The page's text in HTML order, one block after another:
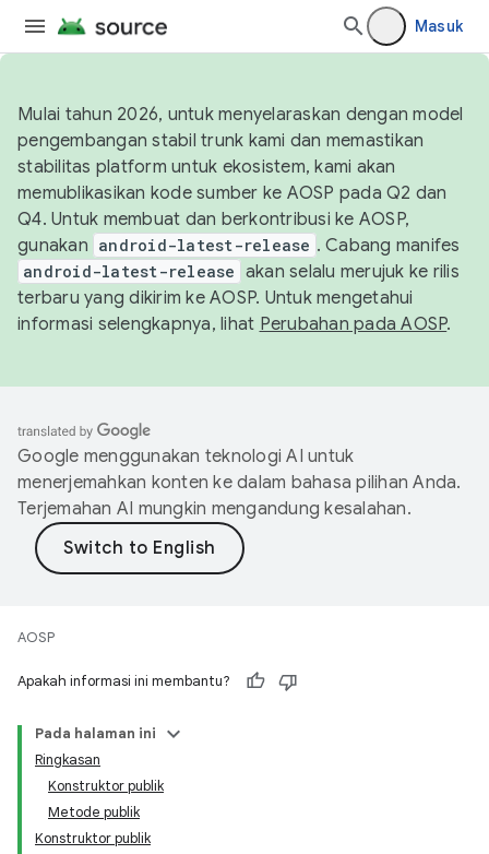
Masuk
Mulai tahun 2026, untuk menyelaraskan dengan model
pengembangan stabil trunk kami dan memastikan
stabilitas platform untuk ekosistem, kami akan
memublikasikan kode sumber ke AOSP pada Q2 dan
Q4. Untuk membuat dan berkontribusi ke AOSP,
gunakan android-latest-release . Cabang manifes
android-latest-release akan selalu merujuk ke rilis
terbaru yang dikirim ke AOSP. Untuk mengetahui
informasi selengkapnya, lihat Perubahan pada AOSP.
Google menggunakan teknologi AI untuk
menerjemahkan konten ke dalam bahasa pilihan Anda.
Terjemahan AI mungkin mengandung kesalahan.
AOSP
Apakah informasi ini membantu?
Pada halaman ini
Ringkasan
Konstruktor publik
Metode publik
Konstruktor publik